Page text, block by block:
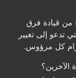
من قيادة فرق
تدعو إلى تغيير
كل مرؤوس.
الآخرين؟